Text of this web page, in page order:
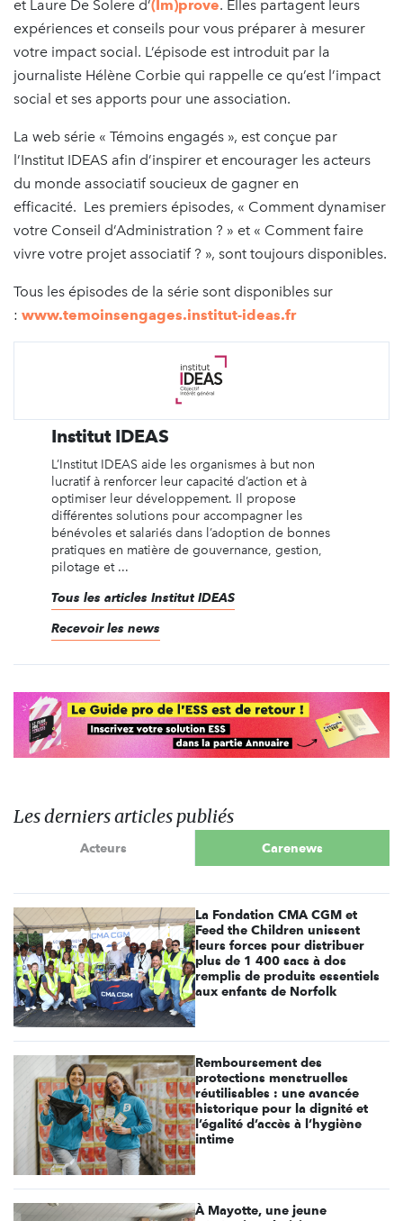
et Laure De Solere d’(Im)prove. Elles partagent leurs
expériences et conseils pour vous préparer à mesurer
votre impact social. L’épisode est introduit par la
journaliste Hélène Corbie qui rappelle ce qu’est l’impact
social et ses apports pour une association.
La web série « Témoins engagés », est conçue par
l’Institut IDEAS afin d’inspirer et encourager les acteurs
du monde associatif soucieux de gagner en
efficacité. Les premiers épisodes, « Comment dynamiser
votre Conseil d’Administration ? » et « Comment faire
vivre votre projet associatif ? », sont toujours disponibles.
Tous les épisodes de la série sont disponibles sur
: www.temoinsengages.institut-ideas.fr
Institut IDEAS
L’Institut IDEAS aide les organismes à but non
lucratif à renforcer leur capacité d’action et à
optimiser leur développement. Il propose
différentes solutions pour accompagner les
bénévoles et salariés dans l’adoption de bonnes
pratiques en matière de gouvernance, gestion,
pilotage et ...
Tous les articles Institut IDEAS
Recevoir les news
Les derniers articles publiés
Acteurs Carenews
La Fondation CMA CGM et
Feed the Children unissent
leurs forces pour distribuer
plus de 1 400 sacs à dos
remplis de produits essentiels
aux enfants de Norfolk
Remboursement des
protections menstruelles
réutilisables : une avancée
historique pour la dignité et
l’égalité d’accès à l’hygiène
intime
À Mayotte, une jeune